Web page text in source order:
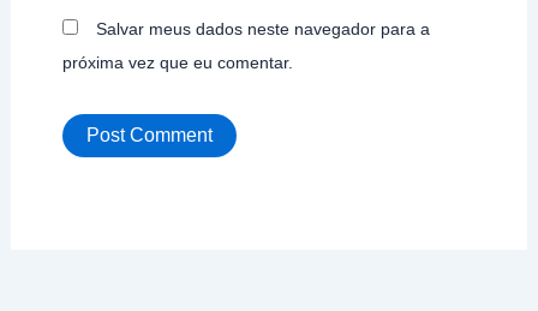
Salvar meus dados neste navegador para a
próxima vez que eu comentar.